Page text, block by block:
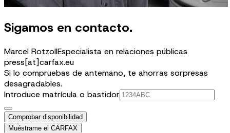
Sigamos en contacto.
Marcel RotzollEspecialista en relaciones públicas
press[at]carfax.eu
Si lo compruebas de antemano, te ahorras sorpresas
desagradables.
Introduce matrícula o bastidor
Comprobar disponibilidad
Muéstrame el CARFAX